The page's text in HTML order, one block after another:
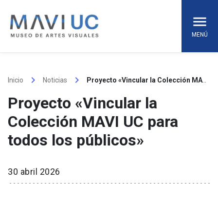
content
MENÚ
Inicio keyboard_arrow_right Noticias keyboard_arrow_right Proyecto «Vincular la Colección MAVI UC para todos los públicos»
Proyecto «Vincular la
Colección MAVI UC para
todos los públicos»
30 abril 2026